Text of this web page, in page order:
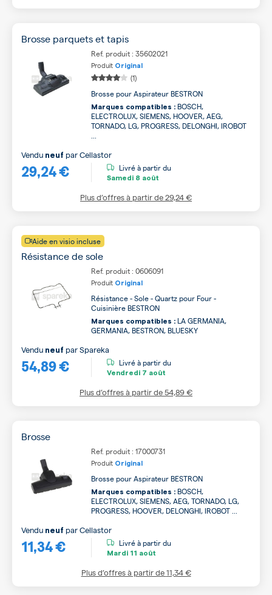
Brosse parquets et tapis
Ref. produit : 35602021
Produit Original
(1)
Brosse pour Aspirateur BESTRON
Marques compatibles : BOSCH,
ELECTROLUX, SIEMENS, HOOVER, AEG,
TORNADO, LG, PROGRESS, DELONGHI, IROBOT
29,24 €
Vendu neuf parCellastor
Livré à partir du
Samedi 8 août
Plus d’offres à partir de29,24 €
Aide en visio incluse
Résistance de sole
Ref. produit : 0606091
Produit Original
Résistance - Sole - Quartz pour Four -
Cuisinière BESTRON
Marques compatibles : LA GERMANIA,
GERMANIA, BESTRON, BLUESKY
54,89 €
Vendu neuf parSpareka
Livré à partir du
Vendredi 7 août
Plus d’offres à partir de54,89 €
Brosse
Ref. produit : 17000731
Produit Original
Brosse pour Aspirateur BESTRON
Marques compatibles : BOSCH,
ELECTROLUX, SIEMENS, AEG, TORNADO, LG,
PROGRESS, HOOVER, DELONGHI, IROBOT ...
11,34 €
Vendu neuf parCellastor
Livré à partir du
Mardi 11 août
Plus d’offres à partir de11,34 €